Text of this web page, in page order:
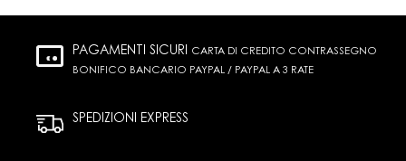
PAGAMENTI SICURI CARTA DI CREDITO CONTRASSEGNO
BONIFICO BANCARIO PAYPAL / PAYPAL A 3 RATE
SPEDIZIONI EXPRESS